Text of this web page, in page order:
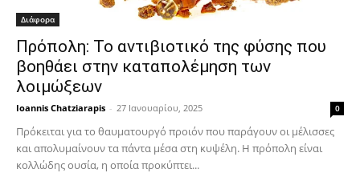
Διάφορα
Πρόπολη: Το αντιβιοτικό της φύσης που
βοηθάει στην καταπολέμηση των
λοιμώξεων
Ioannis Chatziarapis - 27 Ιανουαρίου, 2025 0
Πρόκειται για το θαυματουργό προιόν που παράγουν οι μέλισσες
και απολυμαίνουν τα πάντα μέσα στη κυψέλη. Η πρόπολη είναι
κολλώδης ουσία, η οποία προκύπτει...